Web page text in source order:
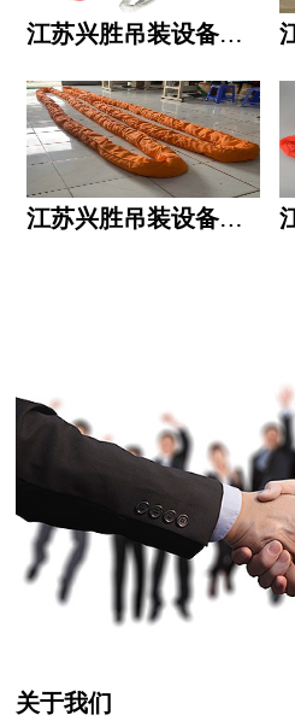
江苏兴胜吊装设备有限公司的用人标准
江苏兴胜吊装设备有限公司五大透明
关于我们